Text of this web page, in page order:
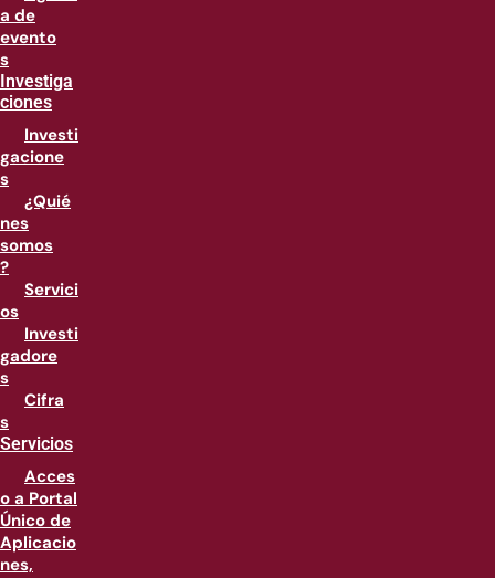
a de
evento
s
Investiga
ciones
Investi
gacione
s
¿Quié
nes
somos
?
Servici
os
Investi
gadore
s
Cifra
s
Servicios
Acces
o a Portal
Único de
Aplicacio
nes,